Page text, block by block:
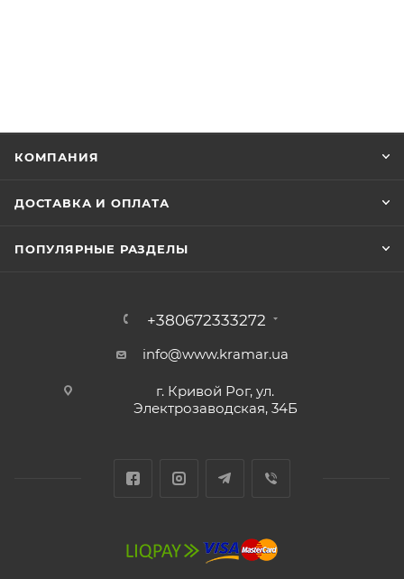
КОМПАНИЯ
ДОСТАВКА И ОПЛАТА
ПОПУЛЯРНЫЕ РАЗДЕЛЫ
+380672333272
info@www.kramar.ua
г. Кривой Рог, ул.
Электрозаводская, 34Б